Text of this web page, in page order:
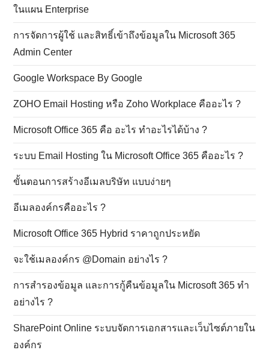
ในแผน Enterprise
การจัดการผู้ใช้ และสิทธิ์เข้าถึงข้อมูลใน Microsoft 365
Admin Center
Google Workspace By Google
ZOHO Email Hosting หรือ Zoho Workplace คืออะไร ?
Microsoft Office 365 คือ อะไร ทำอะไรได้บ้าง ?
ระบบ Email Hosting ใน Microsoft Office 365 คืออะไร ?
ขั้นตอนการสร้างอีเมลบริษัท แบบง่ายๆ
อีเมลองค์กรคืออะไร ?
Microsoft Office 365 Hybrid ราคาถูกประหยัด
จะใช้เมลองค์กร @Domain อย่างไร ?
การสำรองข้อมูล และการกู้คืนข้อมูลใน Microsoft 365 ทำ
อย่างไร ?
SharePoint Online ระบบจัดการเอกสารและเว็บไซต์ภายใน
องค์กร